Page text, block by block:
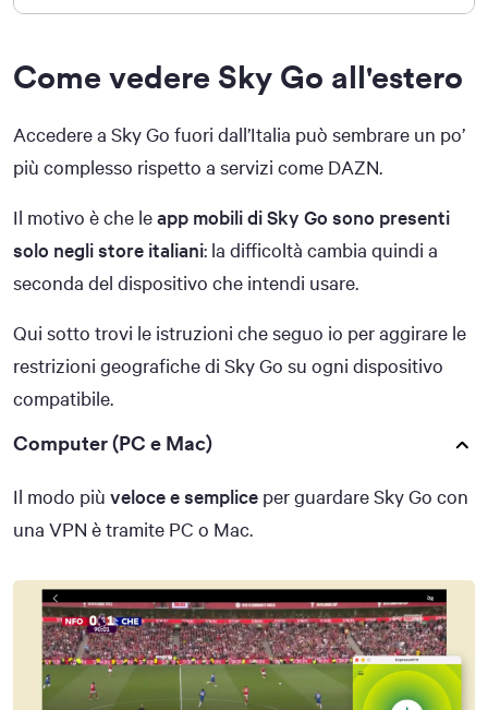
Anni di esperienza combinata
Come vedere Sky Go all'estero
Accedere a Sky Go fuori dall’Italia può sembrare un po’
più complesso rispetto a servizi come DAZN.
Il motivo è che leapp mobili di Sky Go sono presenti
solo negli store italiani: la difficoltà cambia quindi a
seconda del dispositivo che intendi usare.
Qui sotto trovi le istruzioni che seguo io per aggirare le
restrizioni geografiche di Sky Go su ogni dispositivo
compatibile.
Computer (PC e Mac)
Il modo più veloce e semplice per guardare Sky Go con
una VPN è tramite PC o Mac.